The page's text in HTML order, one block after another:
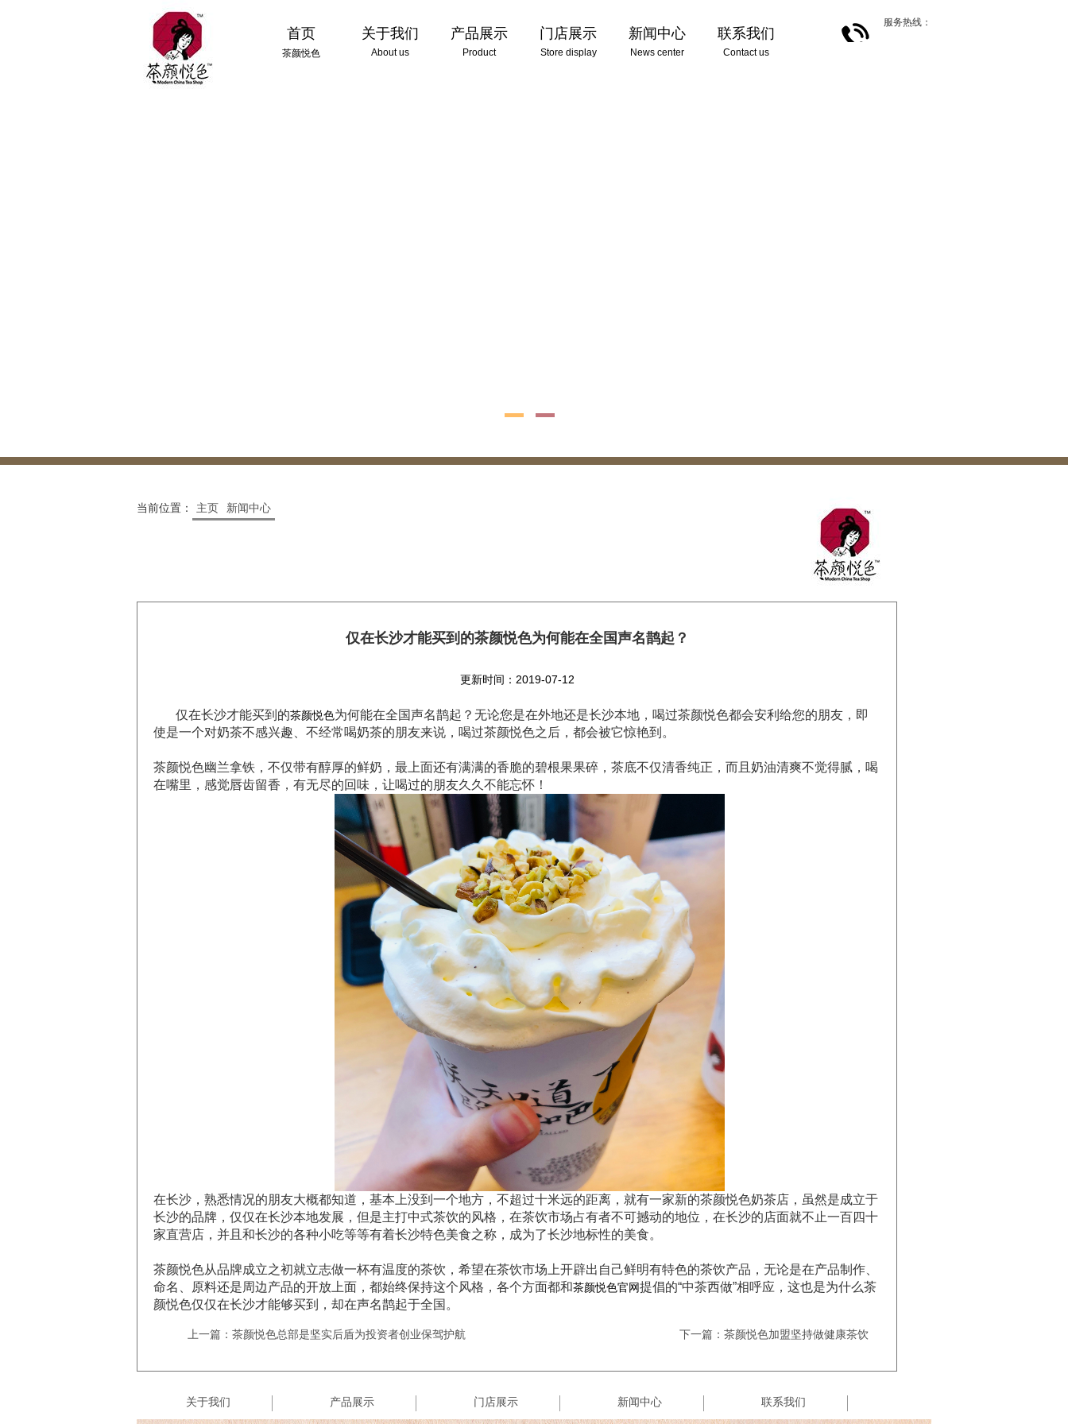
首页
茶颜悦色
关于我们
About us
产品展示
Product
门店展示
Store display
新闻中心
News center
联系我们
Contact us
服务热线：
当前位置： 主页 新闻中心
仅在长沙才能买到的茶颜悦色为何能在全国声名鹊起？
更新时间：2019-07-12
仅在长沙才能买到的茶颜悦色为何能在全国声名鹊起？无论您是在外地还是长沙本地，喝过茶颜悦色都会安利给您的朋友，即
使是一个对奶茶不感兴趣、不经常喝奶茶的朋友来说，喝过茶颜悦色之后，都会被它惊艳到。
茶颜悦色幽兰拿铁，不仅带有醇厚的鲜奶，最上面还有满满的香脆的碧根果果碎，茶底不仅清香纯正，而且奶油清爽不觉得腻，喝
在嘴里，感觉唇齿留香，有无尽的回味，让喝过的朋友久久不能忘怀！
在长沙，熟悉情况的朋友大概都知道，基本上没到一个地方，不超过十米远的距离，就有一家新的茶颜悦色奶茶店，虽然是成立于
长沙的品牌，仅仅在长沙本地发展，但是主打中式茶饮的风格，在茶饮市场占有者不可撼动的地位，在长沙的店面就不止一百四十
家直营店，并且和长沙的各种小吃等等有着长沙特色美食之称，成为了长沙地标性的美食。
茶颜悦色从品牌成立之初就立志做一杯有温度的茶饮，希望在茶饮市场上开辟出自己鲜明有特色的茶饮产品，无论是在产品制作、
命名、原料还是周边产品的开放上面，都始终保持这个风格，各个方面都和茶颜悦色官网提倡的“中茶西做”相呼应，这也是为什么茶
颜悦色仅仅在长沙才能够买到，却在声名鹊起于全国。
上一篇：茶颜悦色总部是坚实后盾为投资者创业保驾护航 下一篇：茶颜悦色加盟坚持做健康茶饮
关于我们 产品展示 门店展示 新闻中心 联系我们